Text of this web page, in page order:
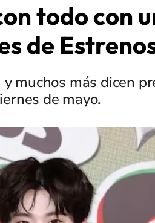
todo con
de
y muchos más dicen
de mayo.